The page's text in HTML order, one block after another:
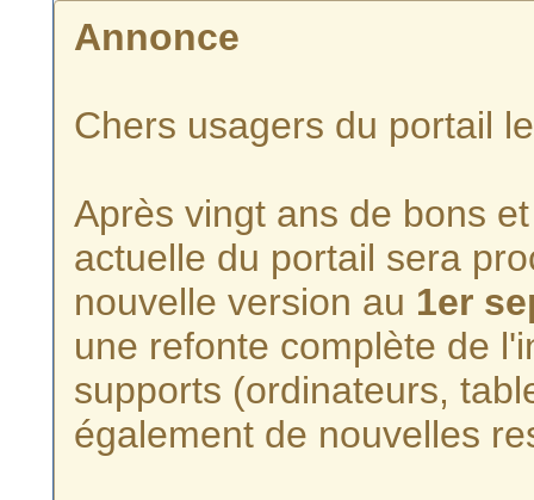
Annonce
Chers usagers du portail
Après vingt ans de bons
actuelle du portail sera
nouvelle version au 1er
une refonte complète de
supports (ordinateurs,
également de nouvelles